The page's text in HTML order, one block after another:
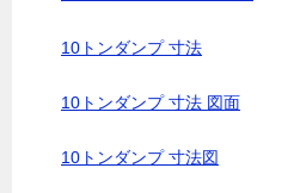
10トンダンプ 寸法
10トンダンプ 寸法 図面
10トンダンプ 寸法図